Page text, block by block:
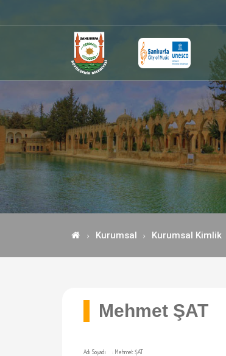
Kurumsal Kurumsal Kimlik
Mehmet ŞAT
Adı Soyadı : Mehmet ŞAT